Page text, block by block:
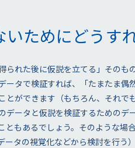
いためにどうす
られた後に仮説を立てる」その
ータで検証すれば、「たまたま
ができます（もちろん、それで
データと仮説を検証するための
ともあるでしょう。そのような
ータの視覚化などから検討を行う